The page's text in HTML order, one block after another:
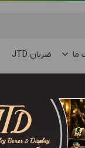
ما ضربان JTD